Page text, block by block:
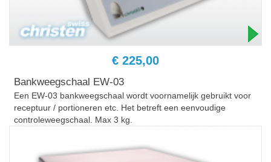
€ 225,00
Bankweegschaal EW-03
Een EW-03 bankweegschaal wordt voornamelijk gebruikt voor
receptuur / portioneren etc. Het betreft een eenvoudige
controleweegschaal. Max 3 kg.